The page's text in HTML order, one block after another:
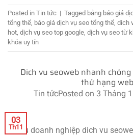
Posted in Tin tức | Tagged bảng báo giá
tổng thể, báo giá dịch vụ seo tổng thể, dich
hot, dịch vụ seo top google, dịch vụ seo từ
khóa uy tín
Dich vu seoweb nhanh
thứ hạng
Tin tứcPosted on 3 Tháng
03
Th11
Nhiều doanh nghiệp dich vu